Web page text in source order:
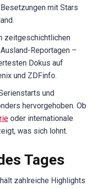
mit Stars
zeitgeschichtlichen
Reportagen –
Dokus auf
und ZDFinfo.
und
hervorgehoben. Ob
oder internationale
was sich lohnt.
Tages
zahlreiche Highlights